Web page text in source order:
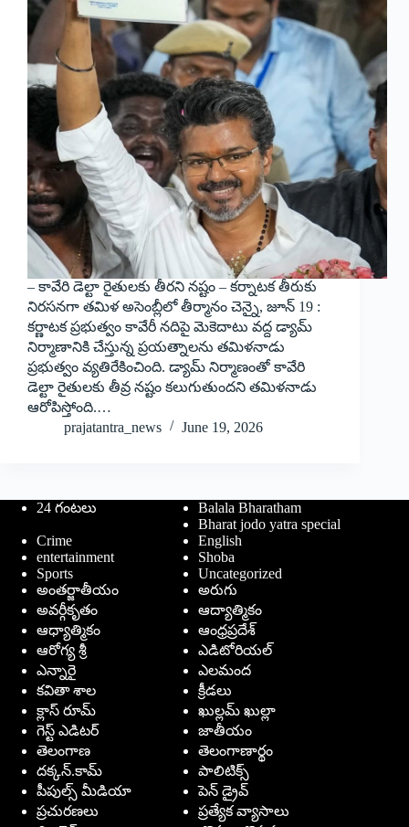
– కావేరి డెల్టా రైతులకు తీరని నష్టం – కర్నాటక తీరుకు
నిరసనగా తమిళ అసెంబ్లీలో తీర్మానం చెన్నై, జూన్ 19 :
కర్ణాటక ప్రభుత్వం కావేరీ నదిపై మెకెదాటు వద్ద డ్యామ్
నిర్మాణానికి చేస్తున్న ప్రయత్నాలను తమిళనాడు
ప్రభుత్వం వ్యతిరేకించింది. డ్యామ్ నిర్మాణంతో కావేరి
డెల్టా రైతులకు తీవ్ర నష్టం కలుగుతుందని తమిళనాడు
ఆరోపిస్తోంది.…
prajatantra_news
June 19, 2026
24 గంటలు
Balala Bharatham
Bharat jodo yatra special
Crime
English
entertainment
Shoba
Sports
Uncategorized
అంతర్జాతీయం
అరుగు
అవర్గీకృతం
ఆద్యాత్మికం
ఆధ్యాత్మికం
ఆంధ్రప్రదేశ్
ఆరోగ్య శ్రీ
ఎడిటోరియల్
ఎన్నారై
ఎలమంద
కవితా శాల
క్రీడలు
క్లాస్ రూమ్
ఖుల్లమ్ ఖుల్లా
గెస్ట్ ఎడిటర్
జాతీయం
తెలంగాణ
తెలంగాణార్థం
దక్కన్.కామ్
పాలిటిక్స్
పీపుల్స్ ‌మీడియా
పెన్ డ్రైవ్
ప్రచురణలు
ప్రత్యేక వ్యాసాలు